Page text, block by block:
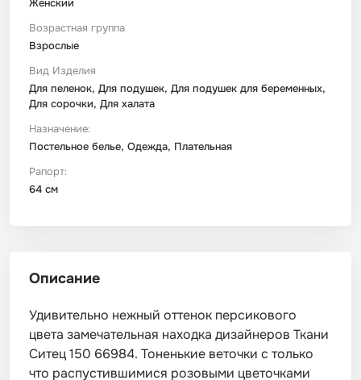
Женский
Возрастная группа
Взрослые
Вид Изделия
Для пеленок, Для подушек, Для подушек для беременных,
Для сорочки, Для халата
Назначение:
Постельное белье, Одежда, Плательная
Рапорт:
64 см
Описание
Удивительно нежный оттенок персикового
цвета замечательная находка дизайнеров Ткани
Ситец 150 66984. Тоненькие веточки с только
что распустившимися розовыми цветочками